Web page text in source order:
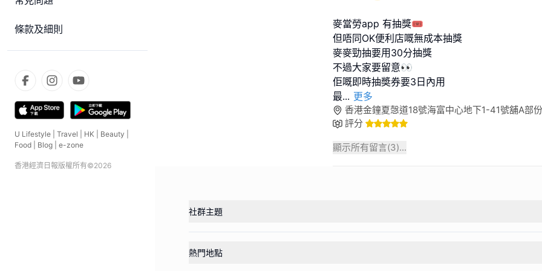
條款及細則
U Lifestyle Travel HK Beauty
Food
Blog e-zone
香港經濟日報版權所有©2026
麥當勞app 有抽獎🎟️
但唔同OK便利店嘅無成本抽獎
麥麥勁抽要用30分抽獎
不過大家要留意👀
佢嘅即時抽奬券要3日內用
最... 更多
香港金鐘夏愨道18號海富中心地下1-41號舖A部份
評分
顯示所有留言(3)...
社群主題
熱門地點